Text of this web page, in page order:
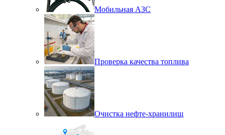
Мобильная АЗС
Проверка качества топлива
Очистка нефте-хранилищ